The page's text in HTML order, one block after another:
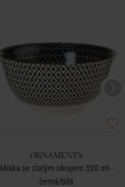
ORNAMENTS
Miska se zlatým okrajem 520 ml -
černá/bílá